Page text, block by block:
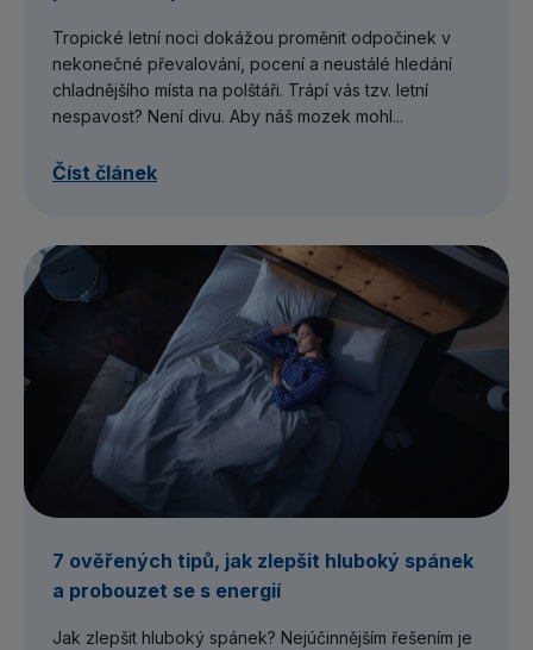
Tropické letní noci dokážou proměnit odpočinek v
nekonečné převalování, pocení a neustálé hledání
chladnějšího místa na polštáři. Trápí vás tzv. letní
nespavost? Není divu. Aby náš mozek mohl...
Číst článek
7 ověřených tipů, jak zlepšit hluboký spánek
a probouzet se s energií
Jak zlepšit hluboký spánek? Nejúčinnějším řešením je